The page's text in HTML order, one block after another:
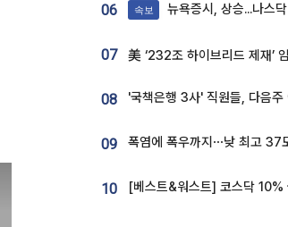
06 속보 뉴욕증시, 상승...나스
07
08
09
10